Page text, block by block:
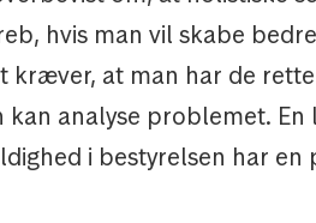
hvis man vil skabe
kræver, at man har de
kan analyse problemet.
i bestyrelsen har